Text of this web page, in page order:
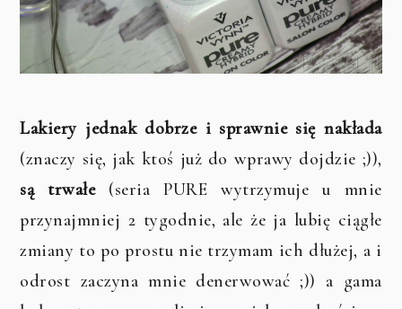
Lakiery jednak dobrze i sprawnie się nakłada
(znaczy się, jak ktoś już do wprawy dojdzie ;)),
są trwałe(seria PURE wytrzymuje u mnie
przynajmniej 2 tygodnie, ale że ja lubię ciągłe
zmiany to po prostu nie trzymam ich dłużej, a i
odrost zaczyna mnie denerwować ;)) a gama